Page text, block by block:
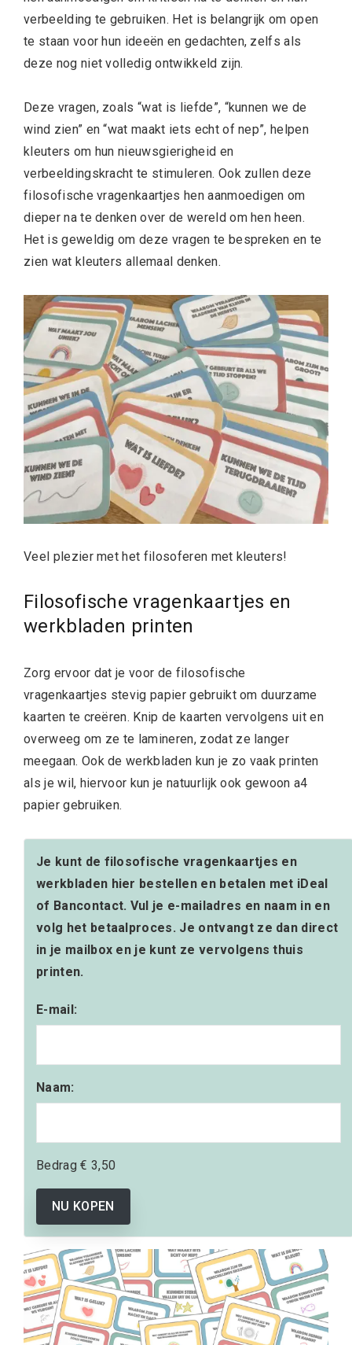
verbeelding te gebruiken. Het is belangrijk om open
te staan voor hun ideeën en gedachten, zelfs als
deze nog niet volledig ontwikkeld zijn.
Deze vragen, zoals “wat is liefde”, “kunnen we de
wind zien” en “wat maakt iets echt of nep”, helpen
kleuters om hun nieuwsgierigheid en
verbeeldingskracht te stimuleren. Ook zullen deze
filosofische vragenkaartjes hen aanmoedigen om
dieper na te denken over de wereld om hen heen.
Het is geweldig om deze vragen te bespreken en te
zien wat kleuters allemaal denken.
Veel plezier met het filosoferen met kleuters!
Filosofische vragenkaartjes en
werkbladen printen
Zorg ervoor dat je voor de filosofische
vragenkaartjes stevig papier gebruikt om duurzame
kaarten te creëren. Knip de kaarten vervolgens uit en
overweeg om ze te lamineren, zodat ze langer
meegaan. Ook de werkbladen kun je zo vaak printen
als je wil, hiervoor kun je natuurlijk ook gewoon a4
papier gebruiken.
Je kunt de filosofische vragenkaartjes en
werkbladen hier bestellen en betalen met iDeal
of Bancontact. Vul je e-mailadres en naam in en
volg het betaalproces. Je ontvangt ze dan direct
in je mailbox en je kunt ze vervolgens thuis
printen.
E-mail:
Naam:
Bedrag€ 3,50
NU KOPEN